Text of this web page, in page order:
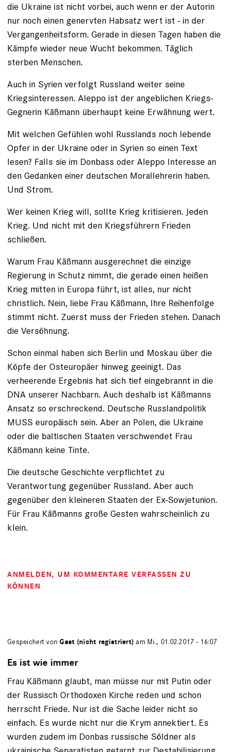
die Ukraine ist nicht vorbei, auch wenn er der Autorin
nur noch einen genervten Habsatz wert ist - in der
Vergangenheitsform. Gerade in diesen Tagen haben die
Kämpfe wieder neue Wucht bekommen. Täglich
sterben Menschen.
Auch in Syrien verfolgt Russland weiter seine
Kriegsinteressen. Aleppo ist der angeblichen Kriegs-
Gegnerin Käßmann überhaupt keine Erwähnung wert.
Mit welchen Gefühlen wohl Russlands noch lebende
Opfer in der Ukraine oder in Syrien so einen Text
lesen? Falls sie im Donbass oder Aleppo Interesse an
den Gedanken einer deutschen Morallehrerin haben.
Und Strom.
Wer keinen Krieg will, sollte Krieg kritisieren. Jeden
Krieg. Und nicht mit den Kriegsführern Frieden
schließen.
Warum Frau Käßmann ausgerechnet die einzige
Regierung in Schutz nimmt, die gerade einen heißen
Krieg mitten in Europa führt, ist alles, nur nicht
christlich. Nein, liebe Frau Käßmann, Ihre Reihenfolge
stimmt nicht. Zuerst muss der Frieden stehen. Danach
die Versöhnung.
Schon einmal haben sich Berlin und Moskau über die
Köpfe der Osteuropäer hinweg geeinigt. Das
verheerende Ergebnis hat sich tief eingebrannt in die
DNA unserer Nachbarn. Auch deshalb ist Käßmanns
Ansatz so erschreckend. Deutsche Russlandpolitik
MUSS europäisch sein. Aber an Polen, die Ukraine
oder die baltischen Staaten verschwendet Frau
Käßmann keine Tinte.
Die deutsche Geschichte verpflichtet zu
Verantwortung gegenüber Russland. Aber auch
gegenüber den kleineren Staaten der Ex-Sowjetunion.
Für Frau Käßmanns große Gesten wahrscheinlich zu
klein.
ANMELDEN, UM KOMMENTARE VERFASSEN ZU
KÖNNEN
Gespeichert vonGast (nicht registriert) am Mi., 01.02.2017 - 16:07
Es ist wie immer
Frau Käßmann glaubt, man müsse nur mit Putin oder
der Russisch Orthodoxen Kirche reden und schon
herrscht Friede. Nur ist die Sache leider nicht so
einfach. Es wurde nicht nur die Krym annektiert. Es
wurden zudem im Donbas russische Söldner als